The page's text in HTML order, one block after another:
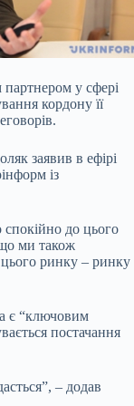
у сфері
кордону її
заявив в ефірі
із
до цього
ми також
цього ринку – ринку
є “ключовим
постачання
– додав